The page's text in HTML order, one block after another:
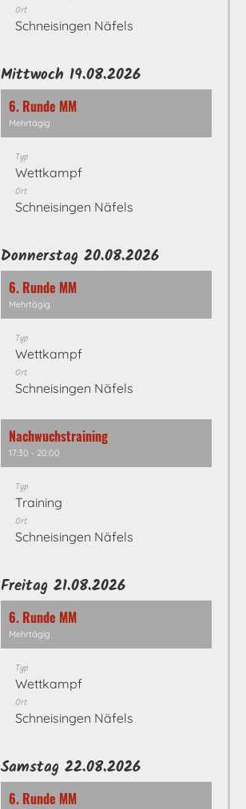
Ort
Schneisingen Näfels
Mittwoch 19.08.2026
6. Runde MM
Mehrtägig
Typ
Wettkampf
Ort
Schneisingen Näfels
Donnerstag 20.08.2026
6. Runde MM
Mehrtägig
Typ
Wettkampf
Ort
Schneisingen Näfels
Nachwuchstraining
17:30 - 20:00
Typ
Training
Ort
Schneisingen Näfels
Freitag 21.08.2026
6. Runde MM
Mehrtägig
Typ
Wettkampf
Ort
Schneisingen Näfels
Samstag 22.08.2026
6. Runde MM